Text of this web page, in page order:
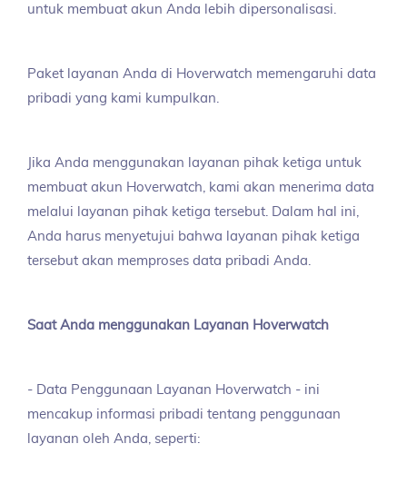
untuk membuat akun Anda lebih dipersonalisasi.
Paket layanan Anda di Hoverwatch memengaruhi data
pribadi yang kami kumpulkan.
Jika Anda menggunakan layanan pihak ketiga untuk
membuat akun Hoverwatch, kami akan menerima data
melalui layanan pihak ketiga tersebut. Dalam hal ini,
Anda harus menyetujui bahwa layanan pihak ketiga
tersebut akan memproses data pribadi Anda.
Saat Anda menggunakan Layanan Hoverwatch
- Data Penggunaan Layanan Hoverwatch - ini
mencakup informasi pribadi tentang penggunaan
layanan oleh Anda, seperti: